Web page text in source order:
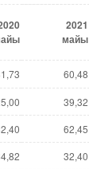
2021
майы
60,48
39,32
62,45
32,40